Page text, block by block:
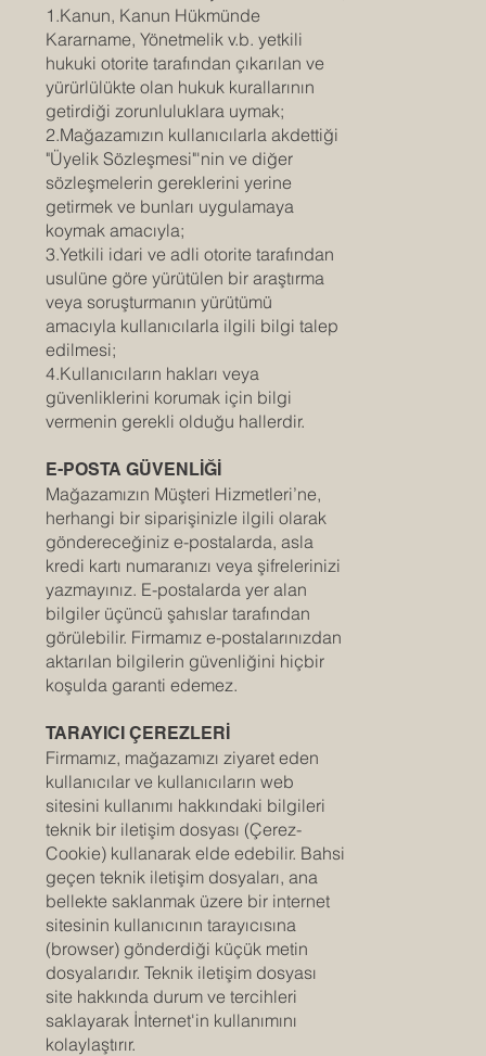
1.Kanun, Kanun Hükmünde
Kararname, Yönetmelik v.b. yetkili
hukuki otorite tarafından çıkarılan ve
yürürlülükte olan hukuk kurallarının
getirdiği zorunluluklara uymak;
2.Mağazamızın kullanıcılarla akdettiği
"Üyelik Sözleşmesi"'nin ve diğer
sözleşmelerin gereklerini yerine
getirmek ve bunları uygulamaya
koymak amacıyla;
3.Yetkili idari ve adli otorite tarafından
usulüne göre yürütülen bir araştırma
veya soruşturmanın yürütümü
amacıyla kullanıcılarla ilgili bilgi talep
edilmesi;
4.Kullanıcıların hakları veya
güvenliklerini korumak için bilgi
vermenin gerekli olduğu hallerdir.
E-POSTA GÜVENLİĞİ
Mağazamızın Müşteri Hizmetleri’ne,
herhangi bir siparişinizle ilgili olarak
göndereceğiniz e-postalarda, asla
kredi kartı numaranızı veya şifrelerinizi
yazmayınız. E-postalarda yer alan
bilgiler üçüncü şahıslar tarafından
görülebilir. Firmamız e-postalarınızdan
aktarılan bilgilerin güvenliğini hiçbir
koşulda garanti edemez.
TARAYICI ÇEREZLERİ
Firmamız, mağazamızı ziyaret eden
kullanıcılar ve kullanıcıların web
sitesini kullanımı hakkındaki bilgileri
teknik bir iletişim dosyası (Çerez-
Cookie) kullanarak elde edebilir. Bahsi
geçen teknik iletişim dosyaları, ana
bellekte saklanmak üzere bir internet
sitesinin kullanıcının tarayıcısına
(browser) gönderdiği küçük metin
dosyalarıdır. Teknik iletişim dosyası
site hakkında durum ve tercihleri
saklayarak İnternet'in kullanımını
kolaylaştırır.